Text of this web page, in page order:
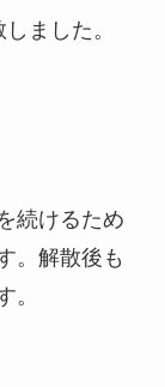
ました。
続けるため
。解散後も
。